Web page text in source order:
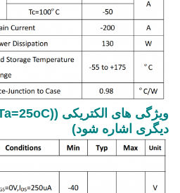
دیگری اشاره شود)